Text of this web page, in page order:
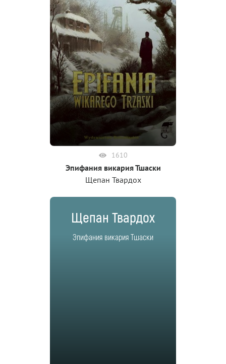
1610
Эпифания викария Тшаски
Щепан Твардох
Щепан Твардох
Эпифания викария Тшаски